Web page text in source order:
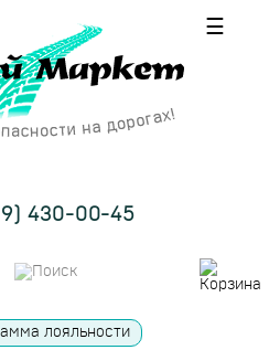
☰
430-00-45
лояльности